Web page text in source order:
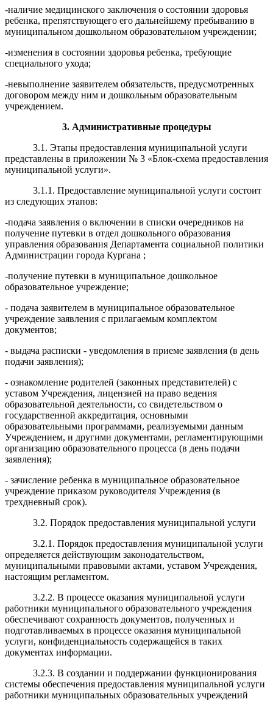
-наличие медицинского заключения о состоянии здоровья
ребенка, препятствующего его дальнейшему пребыванию в
муниципальном дошкольном образовательном учреждении;
-изменения в состоянии здоровья ребенка, требующие
специального ухода;
-невыполнение заявителем обязательств, предусмотренных
договором между ним и дошкольным образовательным
учреждением.
3. Административные процедуры
3.1. Этапы предоставления муниципальной услуги
представлены в приложении № 3 «Блок-схема предоставления
муниципальной услуги».
3.1.1. Предоставление муниципальной услуги состоит
из следующих этапов:
-подача заявления о включении в списки очередников на
получение путевки в отдел дошкольного образования
управления образования Департамента социальной политики
Администрации города Кургана ;
-получение путевки в муниципальное дошкольное
образовательное учреждение;
- подача заявителем в муниципальное образовательное
учреждение заявления с прилагаемым комплектом
документов;
- выдача расписки - уведомления в приеме заявления (в день
подачи заявления);
- ознакомление родителей (законных представителей) с
уставом Учреждения, лицензией на право ведения
образовательной деятельности, со свидетельством о
государственной аккредитация, основными
образовательными программами, реализуемыми данным
Учреждением, и другими документами, регламентирующими
организацию образовательного процесса (в день подачи
заявления);
- зачисление ребенка в муниципальное образовательное
учреждение приказом руководителя Учреждения (в
трехдневный срок).
3.2. Порядок предоставления муниципальной услуги
3.2.1. Порядок предоставления муниципальной услуги
определяется действующим законодательством,
муниципальными правовыми актами, уставом Учреждения,
настоящим регламентом.
3.2.2. В процессе оказания муниципальной услуги
работники муниципального образовательного учреждения
обеспечивают сохранность документов, полученных и
подготавливаемых в процессе оказания муниципальной
услуги, конфиденциальность содержащейся в таких
документах информации.
3.2.3. В создании и поддержании функционирования
системы обеспечения предоставления муниципальной услуги
работники муниципальных образовательных учреждений